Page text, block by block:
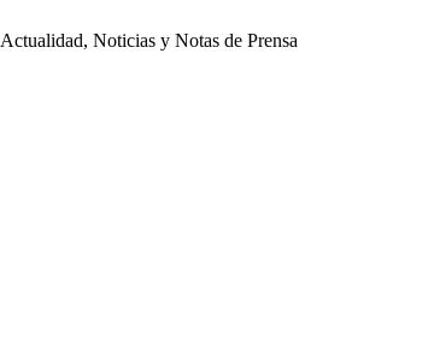
Actualidad, Noticias y Notas de Prensa